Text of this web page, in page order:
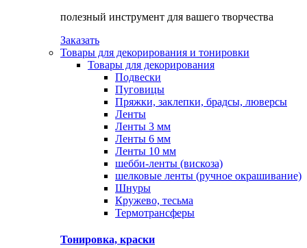
полезный инструмент для вашего творчества
Заказать
Товары для декорирования и тонировки
Товары для декорирования
Подвески
Пуговицы
Пряжки, заклепки, брадсы, люверсы
Ленты
Ленты 3 мм
Ленты 6 мм
Ленты 10 мм
шебби-ленты (вискоза)
шелковые ленты (ручное окрашивание)
Шнуры
Кружево, тесьма
Термотрансферы
Тонировка, краски